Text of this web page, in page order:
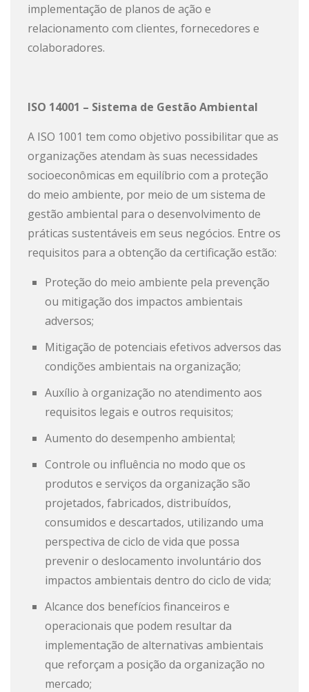
implementação de planos de ação e
relacionamento com clientes, fornecedores e
colaboradores.
ISO 14001 – Sistema de Gestão Ambiental
A ISO 1001 tem como objetivo possibilitar que as
organizações atendam às suas necessidades
socioeconômicas em equilíbrio com a proteção
do meio ambiente, por meio de um sistema de
gestão ambiental para o desenvolvimento de
práticas sustentáveis em seus negócios. Entre os
requisitos para a obtenção da certificação estão:
Proteção do meio ambiente pela prevenção
ou mitigação dos impactos ambientais
adversos;
Mitigação de potenciais efetivos adversos das
condições ambientais na organização;
Auxílio à organização no atendimento aos
requisitos legais e outros requisitos;
Aumento do desempenho ambiental;
Controle ou influência no modo que os
produtos e serviços da organização são
projetados, fabricados, distribuídos,
consumidos e descartados, utilizando uma
perspectiva de ciclo de vida que possa
prevenir o deslocamento involuntário dos
impactos ambientais dentro do ciclo de vida;
Alcance dos benefícios financeiros e
operacionais que podem resultar da
implementação de alternativas ambientais
que reforçam a posição da organização no
mercado;